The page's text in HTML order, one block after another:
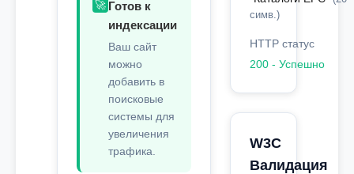
🚀 Готов к
индексации
Ваш сайт
можно
добавить в
поисковые
системы для
увеличения
трафика.
симв.)
HTTP статус
200 - Успешно
W3C
Валидация